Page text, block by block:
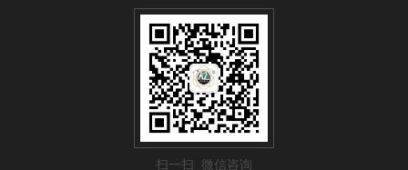
扫一扫 微信咨询